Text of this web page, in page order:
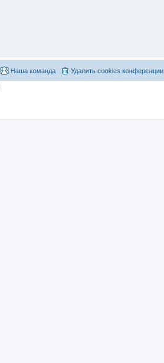
Удалить cookies конференции
Наша команда